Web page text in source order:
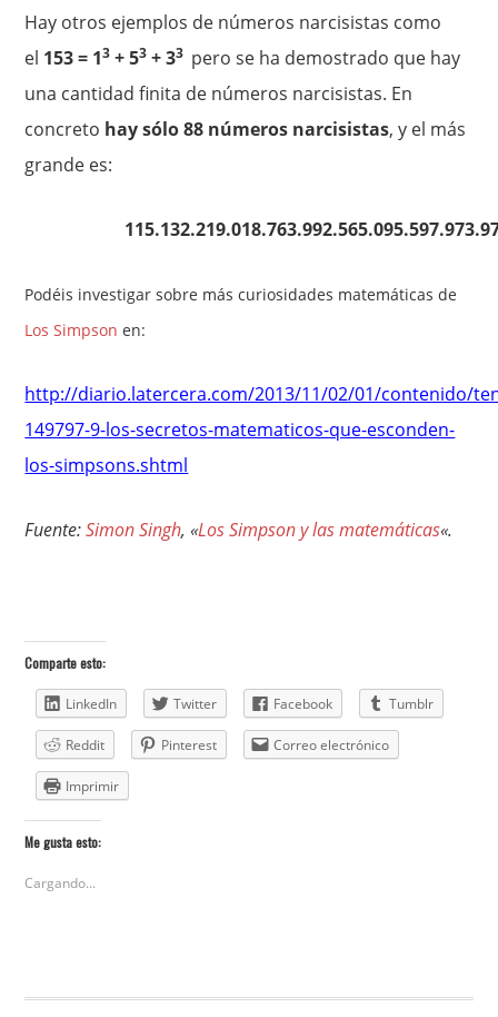
Hay otros ejemplos de números narcisistas como
el 153 = 13 + 53 + 33 pero se ha demostrado que hay
una cantidad finita de números narcisistas. En
concreto hay sólo 88 números narcisistas, y el más
grande es:
Podéis investigar sobre más curiosidades matemáticas de
Los Simpson en:
http://diario.latercera.com/2013/11/02/01/contenido/
149797-9-los-secretos-matematicos-que-esconden-
los-simpsons.shtml
Fuente:Simon Singh, «Los Simpson y las matemáticas«.
Comparte esto:
LinkedIn Twitter Facebook Tumblr
Reddit Pinterest Correo electrónico
Imprimir
Me gusta esto:
Cargando...